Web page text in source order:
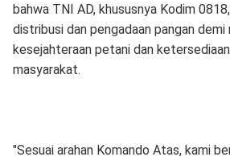
bahwa TNI AD, khususnya Kodim
distribusi dan pengadaan pangan
kesejahteraan petani dan
masyarakat.
​"Sesuai arahan Komando Atas, kami